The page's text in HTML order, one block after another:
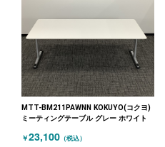
MTT-BM211PAWNN KOKUYO(コクヨ)
ミーティングテーブル グレー ホワイト
￥23,100 （税込）